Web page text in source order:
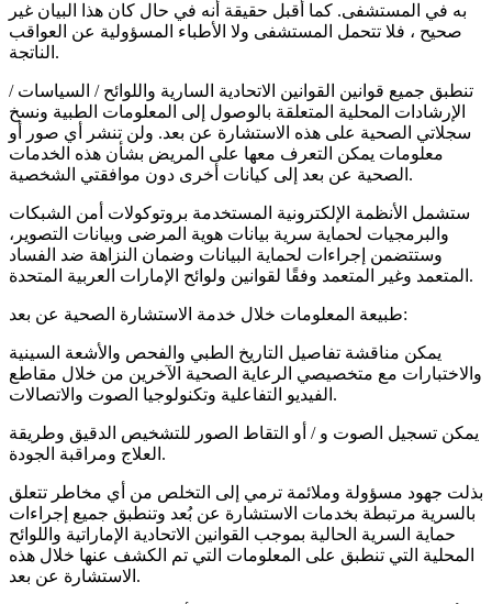
به في المستشفى. كما أقبل حقيقة أنه في حال كان هذا البيان غير
صحيح ، فلا تتحمل المستشفى ولا الأطباء المسؤولية عن العواقب
الناتجة.
تنطبق جميع قوانين القوانين الاتحادية السارية واللوائح / السياسات /
الإرشادات المحلية المتعلقة بالوصول إلى المعلومات الطبية ونسخ
سجلاتي الصحية على هذه الاستشارة عن بعد. ولن تنشر أي صور أو
معلومات يمكن التعرف معها على المريض بشأن هذه الخدمات
الصحية عن بعد إلى كيانات أخرى دون موافقتي الشخصية.
ستشمل الأنظمة الإلكترونية المستخدمة بروتوكولات أمن الشبكات
والبرمجيات لحماية سرية بيانات هوية المرضى وبيانات التصوير،
وستتضمن إجراءات لحماية البيانات وضمان النزاهة ضد الفساد
المتعمد وغير المتعمد وفقًا لقوانين ولوائح الإمارات العربية المتحدة.
طبيعة المعلومات خلال خدمة الاستشارة الصحية عن بعد:
يمكن مناقشة تفاصيل التاريخ الطبي والفحص والأشعة السينية
والاختبارات مع متخصيصي الرعاية الصحية الآخرين من خلال مقاطع
الفيديو التفاعلية وتكنولوجيا الصوت والاتصالات.
يمكن تسجيل الصوت و / أو التقاط الصور للتشخيص الدقيق وطريقة
العلاج ومراقبة الجودة.
بذلت جهود مسؤولة وملائمة ترمي إلى التخلص من أي مخاطر تتعلق
بالسرية مرتبطة بخدمات الاستشارة عن بُعد وتنطبق جميع إجراءات
حماية السرية الحالية بموجب القوانين الاتحادية الإماراتية واللوائح
المحلية التي تنطبق على المعلومات التي تم الكشف عنها خلال هذه
الاستشارة عن بعد.